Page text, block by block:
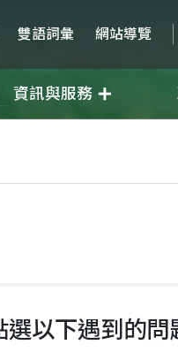
雙語詞彙 網站導覽
資訊與服務
選以下遇到的問